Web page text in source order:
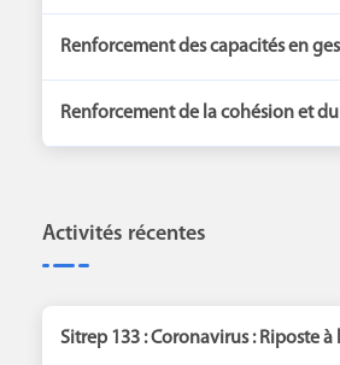
Renforcement des capacités en
Renforcement de la cohésion et
Activités récentes
Sitrep 133 : Coronavirus : Riposte à